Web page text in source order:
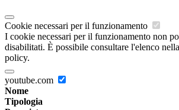
Cookie necessari per il funzionamento
I cookie necessari per il funzionamento non
disabilitati. È possibile consultare l'elenco
policy.
youtube.com
Nome
Tipologia